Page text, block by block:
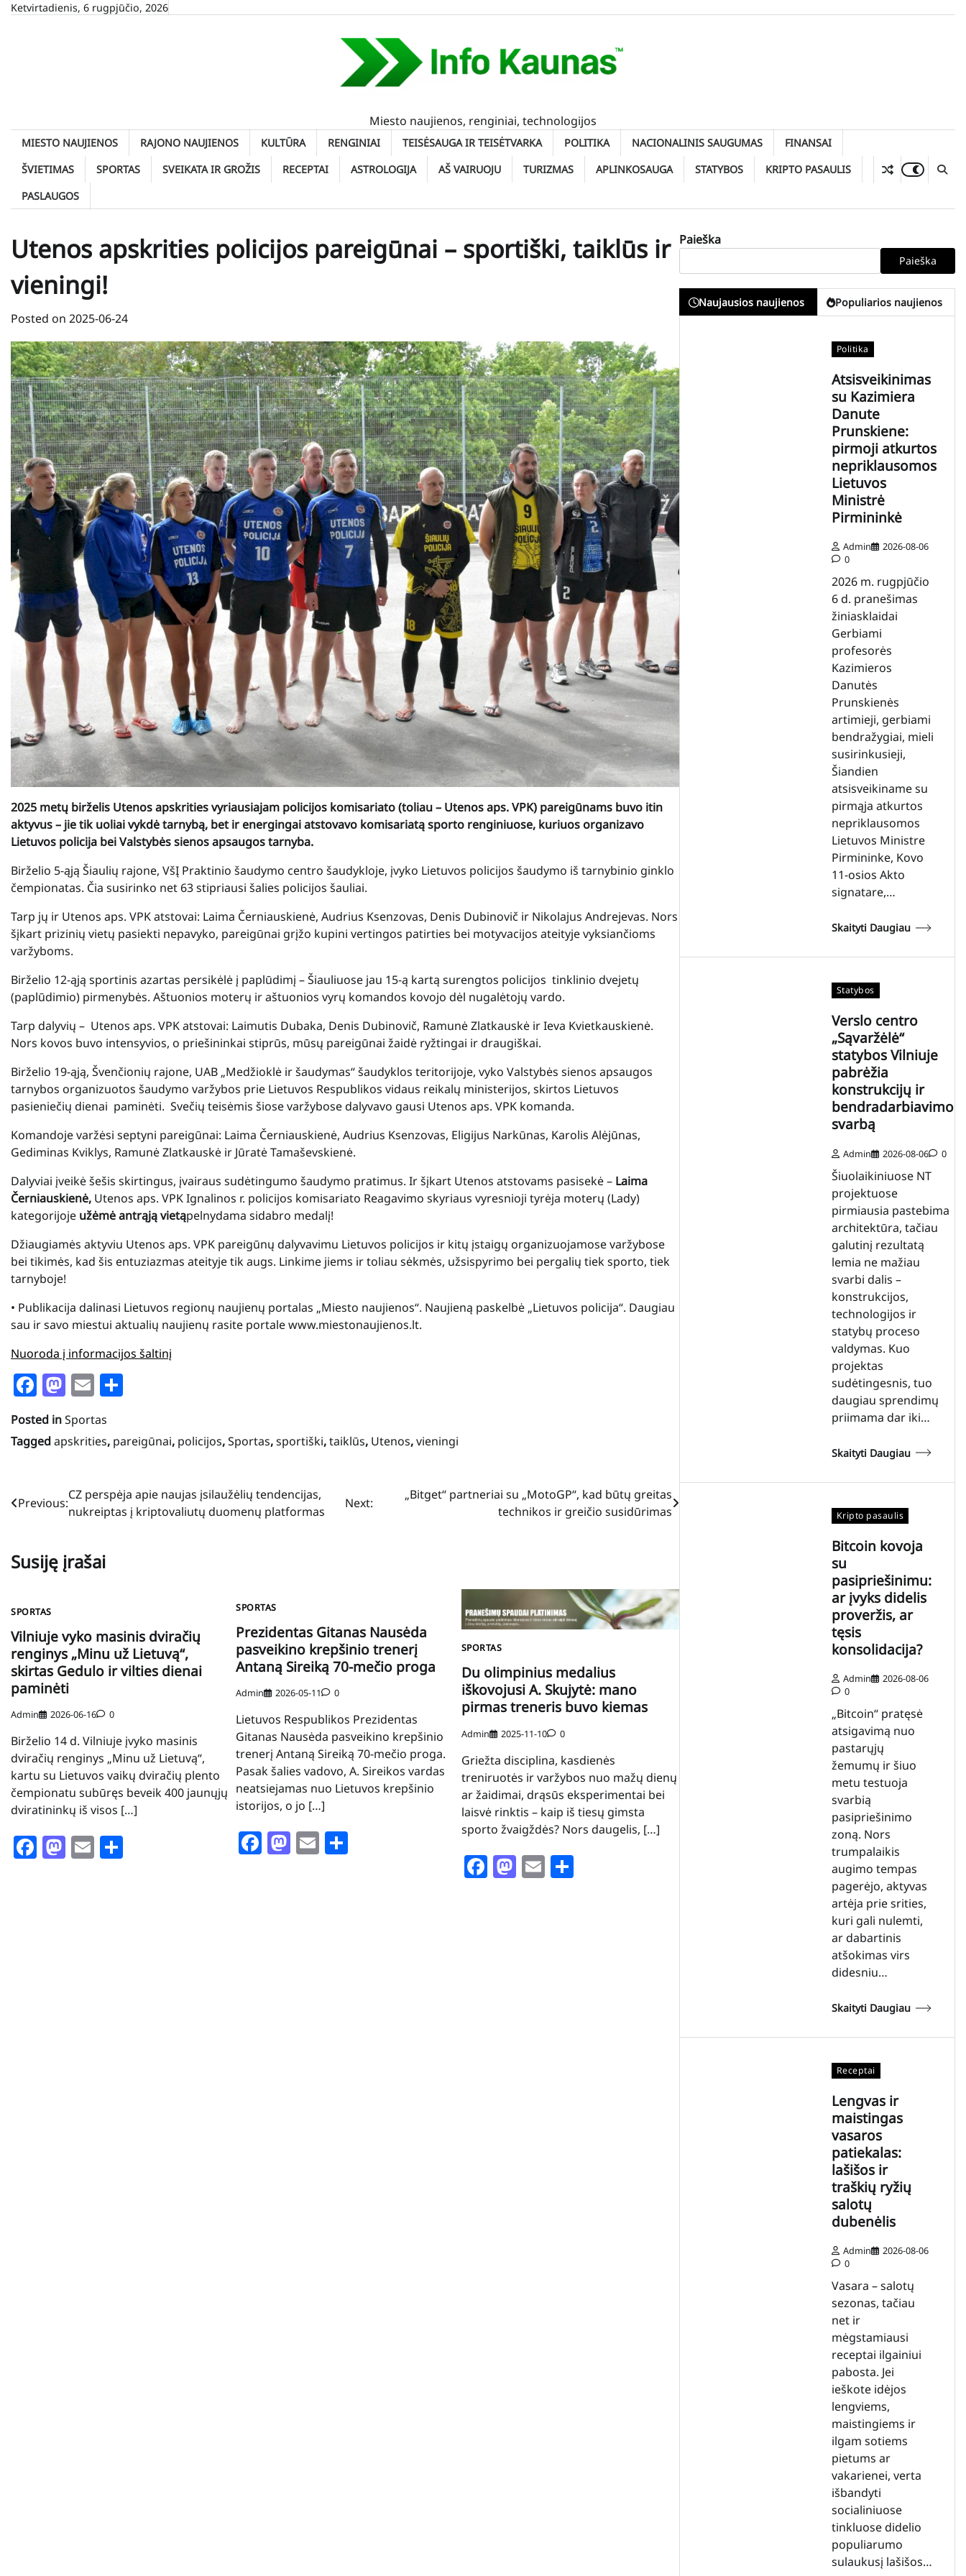
SkipKetvirtadienis, 6 rugpjūčio, 2026
Miesto naujienos, renginiai, technologijos
MIESTO NAUJIENOS RAJONO NAUJIENOS KULTŪRA RENGINIAI TEISĖSAUGA IR TEISĖTVARKA POLITIKA NACIONALINIS SAUGUMAS
FINANSAI
ŠVIETIMAS
SPORTAS SVEIKATA IR GROŽIS RECEPTAI ASTROLOGIJA AŠ VAIRUOJU TURIZMAS APLINKOSAUGA STATYBOS
KRIPTO PASAULIS
PASLAUGOS
Utenos apskrities policijos pareigūnai – sportiški, taiklūs ir
vieningi!
Posted on 2025-06-24
2025 metų birželis Utenos apskrities vyriausiajam policijos komisariato (toliau – Utenos aps. VPK) pareigūnams buvo itin
aktyvus – jie tik uoliai vykdė tarnybą, bet ir energingai atstovavo komisariatą sporto renginiuose, kuriuos organizavo
Lietuvos policija bei Valstybės sienos apsaugos tarnyba.
Birželio 5-ąją Šiaulių rajone, VšĮ Praktinio šaudymo centro šaudykloje, įvyko Lietuvos policijos šaudymo iš tarnybinio ginklo
čempionatas. Čia susirinko net 63 stipriausi šalies policijos šauliai.
Tarp jų ir Utenos aps. VPK atstovai: Laima Černiauskienė, Audrius Ksenzovas, Denis Dubinovič ir Nikolajus Andrejevas. Nors
šįkart prizinių vietų pasiekti nepavyko, pareigūnai grįžo kupini vertingos patirties bei motyvacijos ateityje vyksiančioms
varžyboms.
Birželio 12-ąją sportinis azartas persikėlė į paplūdimį – Šiauliuose jau 15-ą kartą surengtos policijos tinklinio dvejetų
(paplūdimio) pirmenybės. Aštuonios moterų ir aštuonios vyrų komandos kovojo dėl nugalėtojų vardo.
Tarp dalyvių – Utenos aps. VPK atstovai: Laimutis Dubaka, Denis Dubinovič, Ramunė Zlatkauskė ir Ieva Kvietkauskienė.
Nors kovos buvo intensyvios, o priešininkai stiprūs, mūsų pareigūnai žaidė ryžtingai ir draugiškai.
Birželio 19-ąją, Švenčionių rajone, UAB „Medžioklė ir šaudymas“ šaudyklos teritorijoje, vyko Valstybės sienos apsaugos
tarnybos organizuotos šaudymo varžybos prie Lietuvos Respublikos vidaus reikalų ministerijos, skirtos Lietuvos
pasieniečių dienai paminėti. Svečių teisėmis šiose varžybose dalyvavo gausi Utenos aps. VPK komanda.
Komandoje varžėsi septyni pareigūnai: Laima Černiauskienė, Audrius Ksenzovas, Eligijus Narkūnas, Karolis Alėjūnas,
Gediminas Kviklys, Ramunė Zlatkauskė ir Jūratė Tamaševskienė.
Dalyviai įveikė šešis skirtingus, įvairaus sudėtingumo šaudymo pratimus. Ir šįkart Utenos atstovams pasisekė – Laima
Černiauskienė, Utenos aps. VPK Ignalinos r. policijos komisariato Reagavimo skyriaus vyresnioji tyrėja moterų (Lady)
kategorijoje užėmė antrąją vietąpelnydama sidabro medalį!
Džiaugiamės aktyviu Utenos aps. VPK pareigūnų dalyvavimu Lietuvos policijos ir kitų įstaigų organizuojamose varžybose
bei tikimės, kad šis entuziazmas ateityje tik augs. Linkime jiems ir toliau sėkmės, užsispyrimo bei pergalių tiek sporto, tiek
tarnyboje!
• Publikacija dalinasi Lietuvos regionų naujienų portalas „Miesto naujienos“. Naujieną paskelbė „Lietuvos policija“. Daugiau
sau ir savo miestui aktualių naujienų rasite portale www.miestonaujienos.lt.
Nuoroda į informacijos šaltinį
Facebook
Mastodon
Email
Posted inSportas
Taggedapskrities, pareigūnai, policijos,Sportas,sportiški,taiklūs, Utenos,vieningi
Navigacija
įrašų
Previous:
CZ perspėja apie naujas įsilaužėlių tendencijas,
nukreiptas į kriptovaliutų duomenų platformas
Next:
„Bitget“ partneriai su „MotoGP“, kad būtų greitas
technikos ir greičio susidūrimas
Susiję įrašai
SPORTAS
Vilniuje vyko masinis dviračių
renginys „Minu už Lietuvą“,
skirtas Gedulo ir vilties dienai
paminėti
Admin 2026-06-16 0
Birželio 14 d. Vilniuje įvyko masinis
dviračių renginys „Minu už Lietuvą“,
kartu su Lietuvos vaikų dviračių plento
čempionatu subūręs beveik 400 jaunųjų
dviratininkų iš visos […]
Facebook
Mastodon
Email
SPORTAS
Prezidentas Gitanas Nausėda
pasveikino krepšinio trenerį
Antaną Sireiką 70-mečio proga
Admin 2026-05-11 0
Lietuvos Respublikos Prezidentas
Gitanas Nausėda pasveikino krepšinio
trenerį Antaną Sireiką 70-mečio proga.
Pasak šalies vadovo, A. Sireikos vardas
neatsiejamas nuo Lietuvos krepšinio
istorijos, o jo […]
Facebook
Mastodon
Email
SPORTAS
Du olimpinius medalius
iškovojusi A. Skujytė: mano
pirmas treneris buvo kiemas
Admin 2025-11-10 0
Griežta disciplina, kasdienės
treniruotės ir varžybos nuo mažų dienų
ar žaidimai, drąsūs eksperimentai bei
laisvė rinktis – kaip iš tiesų gimsta
sporto žvaigždės? Nors daugelis, […]
Facebook
Mastodon
EmailShare
Paieška
Paieška
Naujausios naujienos Populiarios naujienos
Politika
Atsisveikinimas
su Kazimiera
Danute
Prunskiene:
pirmoji atkurtos
nepriklausomos
Lietuvos
Ministrė
Pirmininkė
Admin
2026-08-06
0
2026 m. rugpjūčio
6 d. pranešimas
žiniasklaidai
Gerbiami
profesorės
Kazimieros
Danutės
Prunskienės
artimieji, gerbiami
bendražygiai, mieli
susirinkusieji,
Šiandien
atsisveikiname su
pirmąja atkurtos
nepriklausomos
Lietuvos Ministre
Pirmininke, Kovo
11-osios Akto
signatare,…
Skaityti Daugiau
Statybos
Verslo centro
„Sąvaržėlė“
statybos Vilniuje
pabrėžia
konstrukcijų ir
bendradarbiavimo
svarbą
Admin 2026-08-06 0
Šiuolaikiniuose NT
projektuose
pirmiausia pastebima
architektūra, tačiau
galutinį rezultatą
lemia ne mažiau
svarbi dalis –
konstrukcijos,
technologijos ir
statybų proceso
valdymas. Kuo
projektas
sudėtingesnis, tuo
daugiau sprendimų
priimama dar iki…
Skaityti Daugiau
Kripto pasaulis
Bitcoin kovoja
su
pasipriešinimu:
ar įvyks didelis
proveržis, ar
tęsis
konsolidacija?
Admin
2026-08-06
0
„Bitcoin“ pratęsė
atsigavimą nuo
pastarųjų
žemumų ir šiuo
metu testuoja
svarbią
pasipriešinimo
zoną. Nors
trumpalaikis
augimo tempas
pagerėjo, aktyvas
artėja prie srities,
kuri gali nulemti,
ar dabartinis
atšokimas virs
didesniu…
Skaityti Daugiau
Receptai
Lengvas ir
maistingas
vasaros
patiekalas:
lašišos ir
traškių ryžių
salotų
dubenėlis
Admin
2026-08-06
0
Vasara – salotų
sezonas, tačiau
net ir
mėgstamiausi
receptai ilgainiui
pabosta. Jei
ieškote idėjos
lengviems,
maistingiems ir
ilgam sotiems
pietums ar
vakarienei, verta
išbandyti
socialiniuose
tinkluose didelio
populiarumo
sulaukusį lašišos…